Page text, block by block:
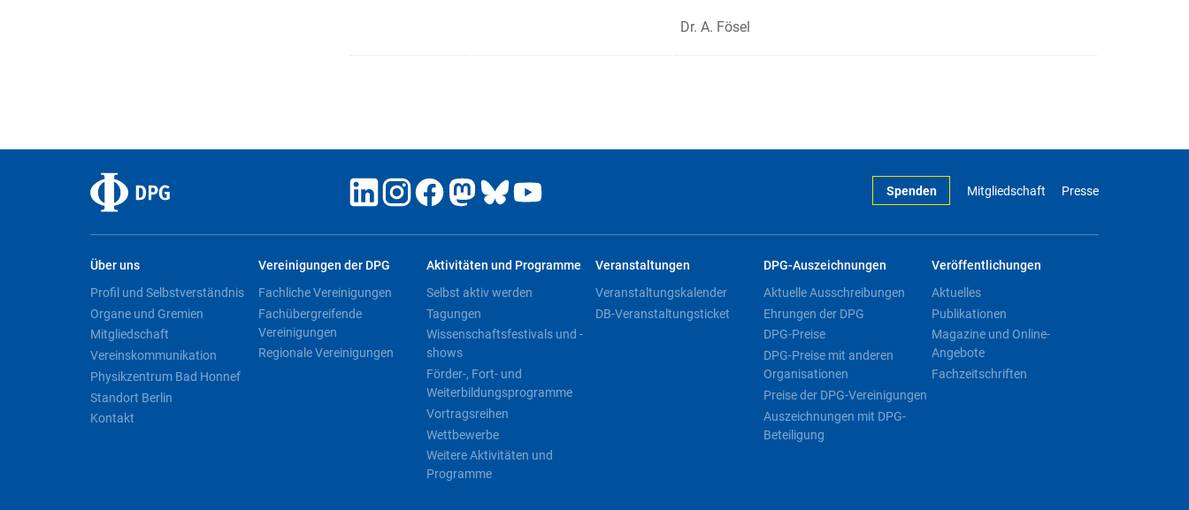
Dr. A. Fösel
Spenden Mitgliedschaft Presse
Über uns
Profil und Selbstverständnis
Organe und Gremien
Mitgliedschaft
Vereinskommunikation
Physikzentrum Bad Honnef
Standort Berlin
Kontakt
Vereinigungen der DPG
Fachliche Vereinigungen
Fachübergreifende
Vereinigungen
Regionale Vereinigungen
Aktivitäten und Programme
Selbst aktiv werden
Tagungen
Wissenschaftsfestivals und -
shows
Förder-, Fort- und
Weiterbildungsprogramme
Vortragsreihen
Wettbewerbe
Weitere Aktivitäten und
Programme
Veranstaltungen
Veranstaltungskalender
DB-Veranstaltungsticket
DPG-Auszeichnungen
Aktuelle Ausschreibungen
Ehrungen der DPG
DPG-Preise
DPG-Preise mit anderen
Organisationen
Preise der DPG-Vereinigungen
Auszeichnungen mit DPG-
Beteiligung
Veröffentlichungen
Aktuelles
Publikationen
Magazine und Online-
Angebote
Fachzeitschriften